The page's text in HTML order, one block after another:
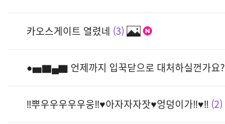
카오스게이트 열렸네 3
●▅▇▄▇ 언제까지 입꾹닫으로 대처하실껀가요?
‼뿌우우우우우웅‼♥아자자자잣♥엉덩이가‼♥‼ 2